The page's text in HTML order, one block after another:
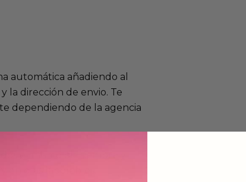
automática añadiendo al
la dirección de envio. Te
dependiendo de la agencia
en días laborables.